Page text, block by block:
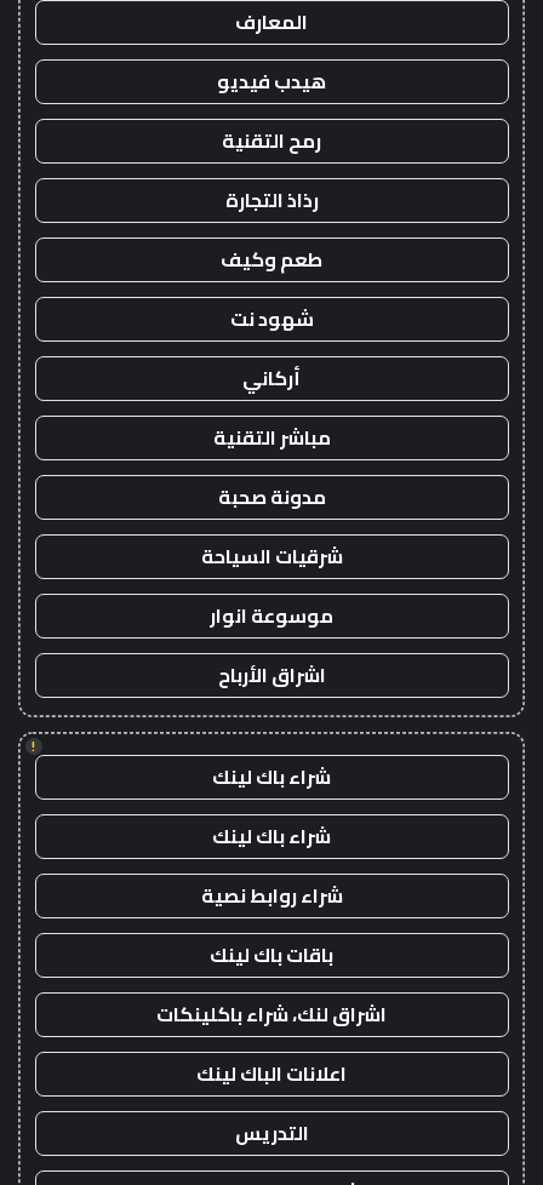
المعارف
هيدب فيديو
رمح التقنية
رذاذ التجارة
طعم وكيف
شهود نت
أركاني
مباشر التقنية
مدونة صحبة
شرقيات السياحة
موسوعة انوار
اشراق الأرباح
!
شراء باك لينك
شراء باك لينك
شراء روابط نصية
باقات باك لينك
اشراق لنك، شراء باكلينكات
اعلانات الباك لينك
التدريس